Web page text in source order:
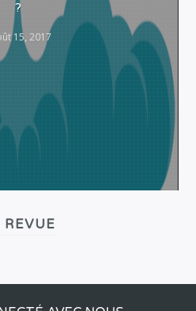
?
15, 2017
REVUE